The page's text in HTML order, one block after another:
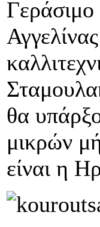
Γεράσιμο
θα
μικρών
είναι η